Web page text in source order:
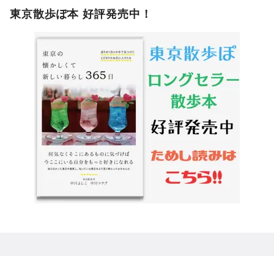
東京散歩ぽ本 好評発売中！